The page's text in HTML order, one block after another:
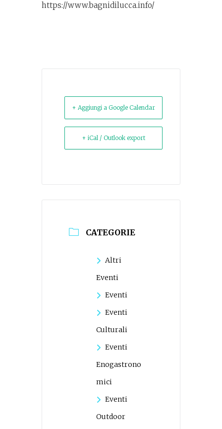
https://www.bagnidilucca.info/
+ Aggiungi a Google Calendar
+ iCal / Outlook export
CATEGORIE
Altri
Eventi
Eventi
Eventi
Culturali
Eventi
Enogastrono
mici
Eventi
Outdoor